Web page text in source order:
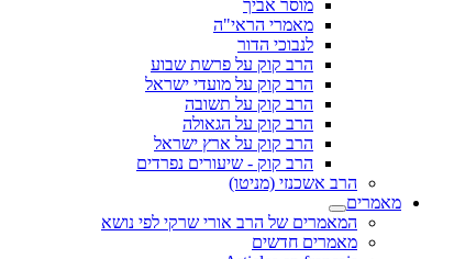
מוסר אביך
מאמרי הראי"ה
לנבוכי הדור
הרב קוק על פרשת שבוע
הרב קוק על מועדי ישראל
הרב קוק על תשובה
הרב קוק על הגאולה
הרב קוק על ארץ ישראל
הרב קוק - שיעורים נפרדים
הרב אשכנזי (מניטו)
מאמרים
המאמרים של הרב אורי שרקי לפי נושא
מאמרים חדשים